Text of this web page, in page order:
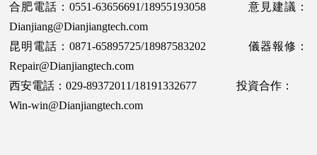
合肥電話：0551-63656691/18955193058 意見建議：
Dianjiang@Dianjiangtech.com
昆明電話：0871-65895725/18987583202 儀器報修：
Repair@Dianjiangtech.com
西安電話：029-89372011/18191332677 投資合作：
Win-win@Dianjiangtech.com